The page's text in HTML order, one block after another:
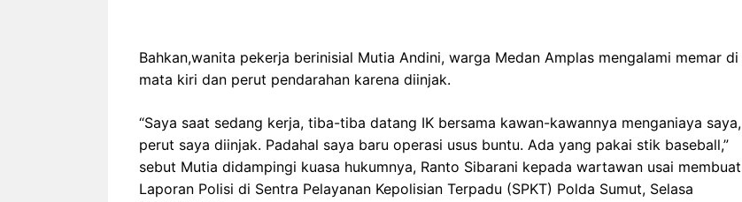
Bahkan,wanita pekerja berinisial Mutia Andini, warga Medan Amplas mengalami memar di
mata kiri dan perut pendarahan karena diinjak.
“Saya saat sedang kerja, tiba-tiba datang IK bersama kawan-kawannya menganiaya saya,
perut saya diinjak. Padahal saya baru operasi usus buntu. Ada yang pakai stik baseball,”
sebut Mutia didampingi kuasa hukumnya, Ranto Sibarani kepada wartawan usai membuat
Laporan Polisi di Sentra Pelayanan Kepolisian Terpadu (SPKT) Polda Sumut, Selasa